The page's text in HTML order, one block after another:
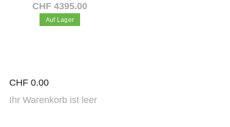
CHF 4395.00
Auf Lager
CHF 0.00
Ihr Warenkorb ist leer